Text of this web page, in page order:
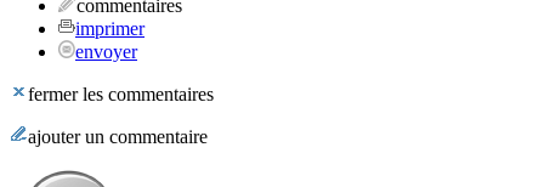
commentaires
imprimer
envoyer
fermer les commentaires
ajouter un commentaire